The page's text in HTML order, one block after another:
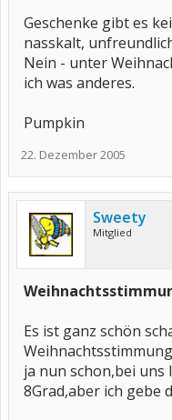
Geschenke gibt es
nasskalt,
Nein - unter
ich was anderes.
Pumpkin
22. Dezember 2005
Sweety
Mitglied
Es ist ganz schön
ja nun schon,bei
8Grad,aber ich gebe